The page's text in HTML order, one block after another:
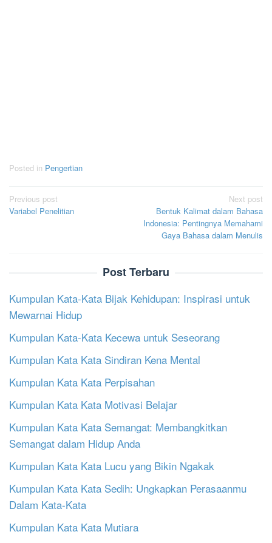
Posted in Pengertian
Post
navigation
Previous post
Variabel Penelitian
Next post
Bentuk Kalimat dalam Bahasa
Indonesia: Pentingnya Memahami
Gaya Bahasa dalam Menulis
Post Terbaru
Kumpulan Kata-Kata Bijak Kehidupan: Inspirasi untuk
Mewarnai Hidup
Kumpulan Kata-Kata Kecewa untuk Seseorang
Kumpulan Kata Kata Sindiran Kena Mental
Kumpulan Kata Kata Perpisahan
Kumpulan Kata Kata Motivasi Belajar
Kumpulan Kata Kata Semangat: Membangkitkan
Semangat dalam Hidup Anda
Kumpulan Kata Kata Lucu yang Bikin Ngakak
Kumpulan Kata Kata Sedih: Ungkapkan Perasaanmu
Dalam Kata-Kata
Kumpulan Kata Kata Mutiara